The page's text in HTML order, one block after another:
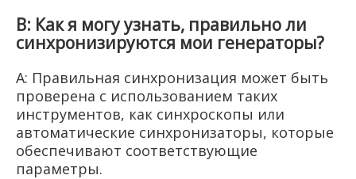
В: Как я могу узнать, правильно ли
синхронизируются мои генераторы?
A: Правильная синхронизация может быть
проверена с использованием таких
инструментов, как синхроскопы или
автоматические синхронизаторы, которые
обеспечивают соответствующие
параметры.